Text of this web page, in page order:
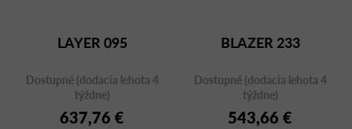
LAYER 095
Dostupné (dodacia lehota 4
týždne)
637,76 €
BLAZER 233
Dostupné (dodacia lehota 4
týždne)
543,66 €